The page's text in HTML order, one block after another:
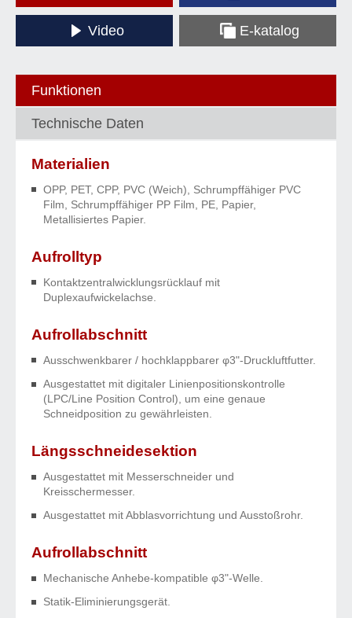
Video E-katalog
Funktionen
Technische Daten
Materialien
OPP, PET, CPP, PVC (Weich), Schrumpffähiger PVC
Film, Schrumpffähiger PP Film, PE, Papier,
Metallisiertes Papier.
Aufrolltyp
Kontaktzentralwicklungsrücklauf mit
Duplexaufwickelachse.
Aufrollabschnitt
Ausschwenkbarer / hochklappbarer φ3"-Druckluftfutter.
Ausgestattet mit digitaler Linienpositionskontrolle
(LPC/Line Position Control), um eine genaue
Schneidposition zu gewährleisten.
Längsschneidesektion
Ausgestattet mit Messerschneider und
Kreisschermesser.
Ausgestattet mit Abblasvorrichtung und Ausstoßrohr.
Aufrollabschnitt
Mechanische Anhebe-kompatible φ3"-Welle.
Statik-Eliminierungsgerät.